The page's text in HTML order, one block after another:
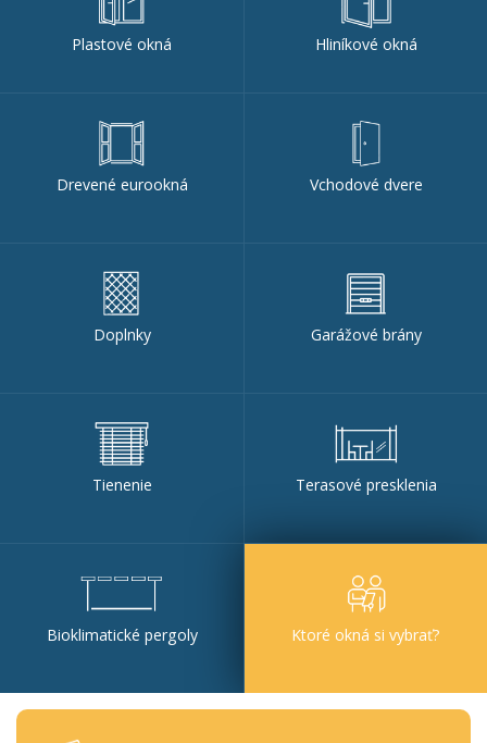
Plastové okná Hliníkové okná
Drevené eurookná Vchodové dvere
Doplnky Garážové brány
Tienenie Terasové presklenia
Bioklimatické pergoly Ktoré okná si vybrať?